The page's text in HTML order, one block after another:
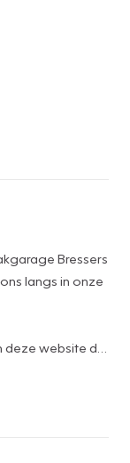
Bressers
langs in onze
website de
wij niet
onjuiste